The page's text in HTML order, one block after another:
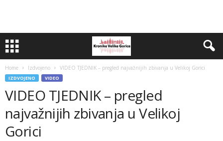
Home Izdvojeno VIDEO TJEDNIK – pregled najvažnijih zbivanja u Velikoj Gorici
IZDVOJENO VIDEO
VIDEO TJEDNIK – pregled
najvažnijih zbivanja u Velikoj
Gorici